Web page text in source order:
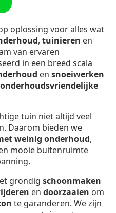
oplossing voor alles wat
, tuinieren en
van ervaren
in een breed scala
en snoeiwerken
onderhoudsvriendelijke
tuin niet altijd veel
Daarom bieden we
weinig onderhoud,
mooie buitenruimte
grondig schoonmaken
en doorzaaien om
te garanderen. We zijn